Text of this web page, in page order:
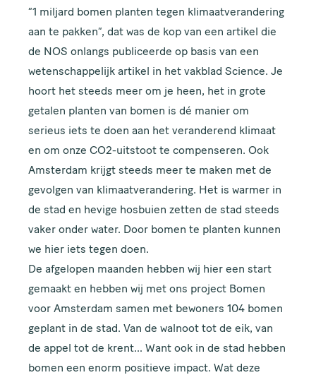
“1 miljard bomen planten tegen klimaatverandering
aan te pakken”, dat was de kop vaneen artikel die
de NOS onlangs publiceerde op basis van een
wetenschappelijk artikel in het vakblad Science. Je
hoort het steeds meer om je heen, het in grote
getalen planten van bomen is dé manier om
serieus iets te doen aan het veranderend klimaat
en om onze CO2-uitstoot te compenseren. Ook
Amsterdam krijgt steeds meer te maken met de
gevolgen van klimaatverandering. Het is warmer in
de stad en hevige hosbuien zetten de stad steeds
vaker onder water. Door bomen te planten kunnen
we hier iets tegen doen.
De afgelopen maanden hebben wij hier een start
gemaakt en hebben wij met ons project Bomen
voor Amsterdam samen met bewoners 104 bomen
geplant in de stad. Van de walnoot tot de eik, van
de appel tot de krent… Want ook in de stad hebben
bomen een enorm positieve impact. Wat deze